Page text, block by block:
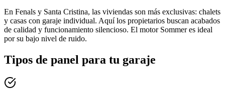
En Fenals y Santa Cristina, las viviendas son más exclusivas: chalets
y casas con garaje individual. Aquí los propietarios buscan acabados
de calidad y funcionamiento silencioso. El motor Sommer es ideal
por su bajo nivel de ruido.
Tipos de panel para tu garaje